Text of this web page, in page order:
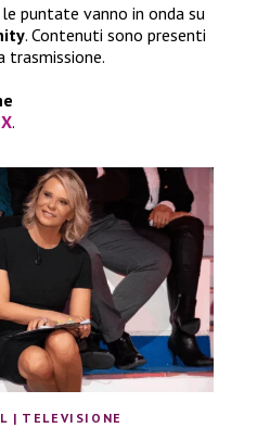
puntate vanno in onda su
. Contenuti sono presenti
trasmissione.
X.
| TELEVISIONE